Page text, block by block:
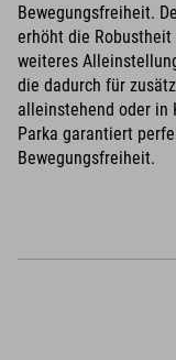
Bewegungsfreiheit.
erhöht die
weiteres
die dadurch für
alleinstehend oder in
Parka garantiert
Bewegungsfreiheit.